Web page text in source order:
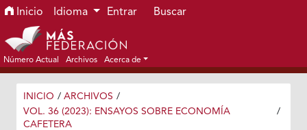
Ir al menú de navegación principal
Ir al contenido principal
Ir al pie de página del sitio
Inicio Idioma Entrar Buscar
Número Actual Archivos Acerca de
INICIO / ARCHIVOS /
VOL. 36 (2023): ENSAYOS SOBRE ECONOMÍA
CAFETERA
/